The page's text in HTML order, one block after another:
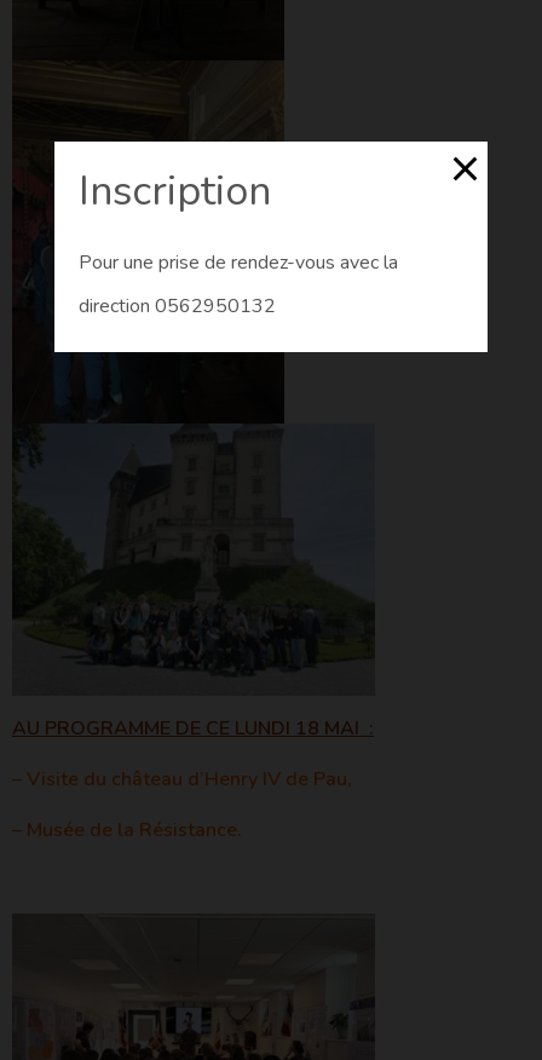
AU PROGRAMME DE CE LUNDI 18 MAI :
– Visite du château d’Henry IV de Pau,
– Musée de la Résistance.
Inscription
Pour une prise de rendez-vous avec la
direction 0562950132